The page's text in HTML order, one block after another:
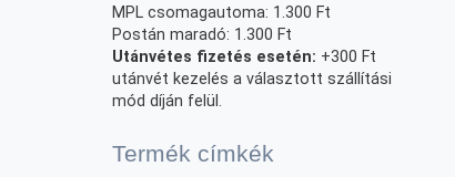
MPL csomagautoma: 1.300 Ft
Postán maradó: 1.300 Ft
Utánvétes fizetés esetén: +300 Ft
utánvét kezelés a választott szállítási
mód díján felül.
Termék címkék